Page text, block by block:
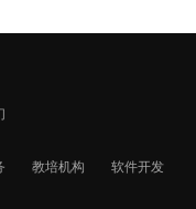
教培机构
软件开发